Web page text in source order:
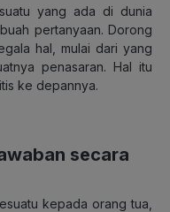
yang ada di dunia
pertanyaan. Dorong
hal, mulai dari yang
penasaran. Hal itu
ke depannya.
secara
kepada orang tua,